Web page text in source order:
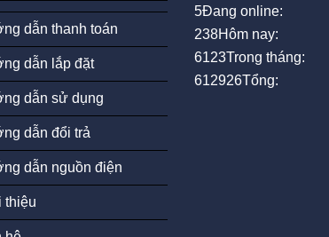
dẫn thanh toán
dẫn lắp đặt
dẫn sử dụng
dẫn đổi trả
dẫn nguồn điện
thiệu
5Đang online:
238Hôm nay:
6123Trong tháng:
612926Tổng: